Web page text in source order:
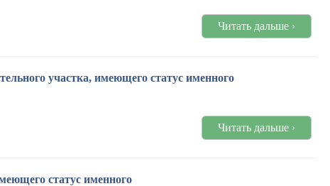
Читать дальше ›
участка, имеющего статус именного
Читать дальше ›
статус именного